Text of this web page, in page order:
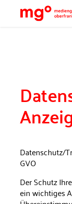
Datenschutz/
GVO
Der Schutz
ein wichtiges